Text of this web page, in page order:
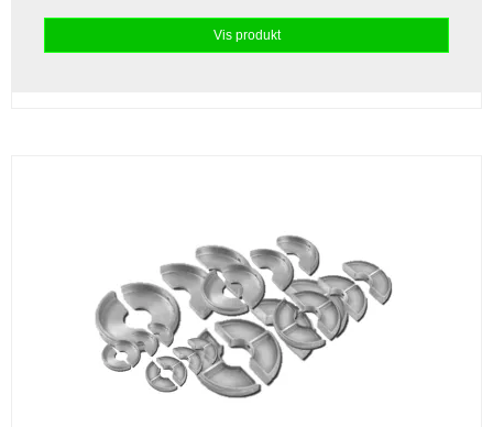
Vis produkt